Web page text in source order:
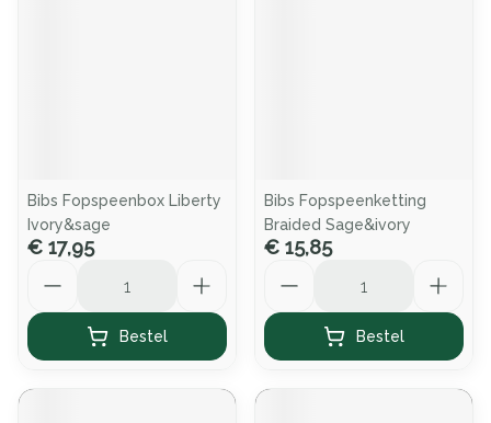
Bibs Fopspeenbox Liberty
Ivory&sage
€ 17,95
Bestel
Bibs Fopspeenketting
Braided Sage&ivory
€ 15,85
Bestel